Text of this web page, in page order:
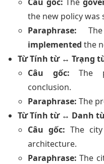
the new policy was
Paraphrase: The
implemented the
Từ Tính từ ↔ Trạng
Câu gốc: The
conclusion.
Paraphrase: The
Từ Tính từ ↔ Danh
Câu gốc: The
architecture.
Paraphrase: The